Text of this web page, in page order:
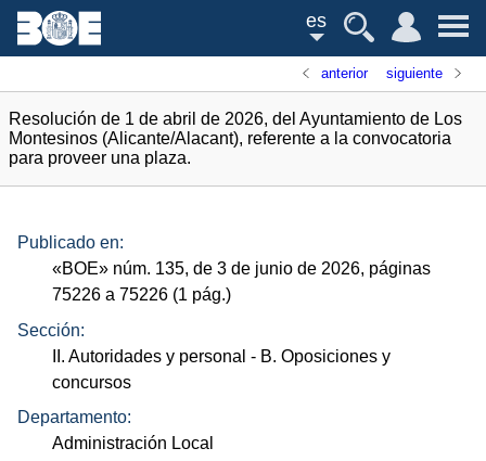
es
anterior siguiente
Resolución de 1 de abril de 2026, del Ayuntamiento de Los
Montesinos (Alicante/Alacant), referente a la convocatoria
para proveer una plaza.
Publicado en:
«BOE» núm. 135, de 3 de junio de 2026, páginas
75226 a 75226 (1 pág.)
Sección:
II. Autoridades y personal - B. Oposiciones y
concursos
Departamento:
Administración Local